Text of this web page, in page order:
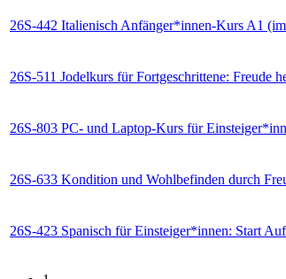
26S-442 Italienisch Anfänger*innen-Kurs A1
26S-511 Jodelkurs für Fortgeschrittene: Freude
26S-803 PC- und Laptop-Kurs für
26S-633 Kondition und Wohlbefinden durch
26S-423 Spanisch für Einsteiger*innen: Start